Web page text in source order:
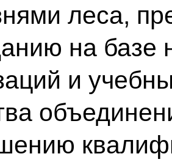
леса,
на базе
и